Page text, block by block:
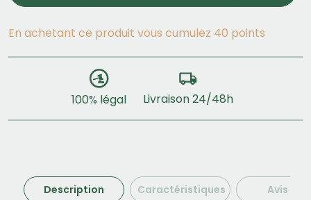
En achetant ce produit vous cumulez 40 points
100% légal Livraison 24/48h
Description Caractéristiques Avis (0)